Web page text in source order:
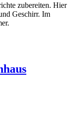
zubereiten. Hier
Geschirr. Im